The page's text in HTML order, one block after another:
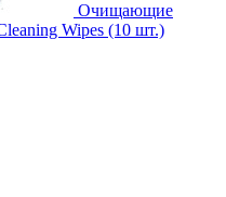
Очищающие
Wipes (10 шт.)